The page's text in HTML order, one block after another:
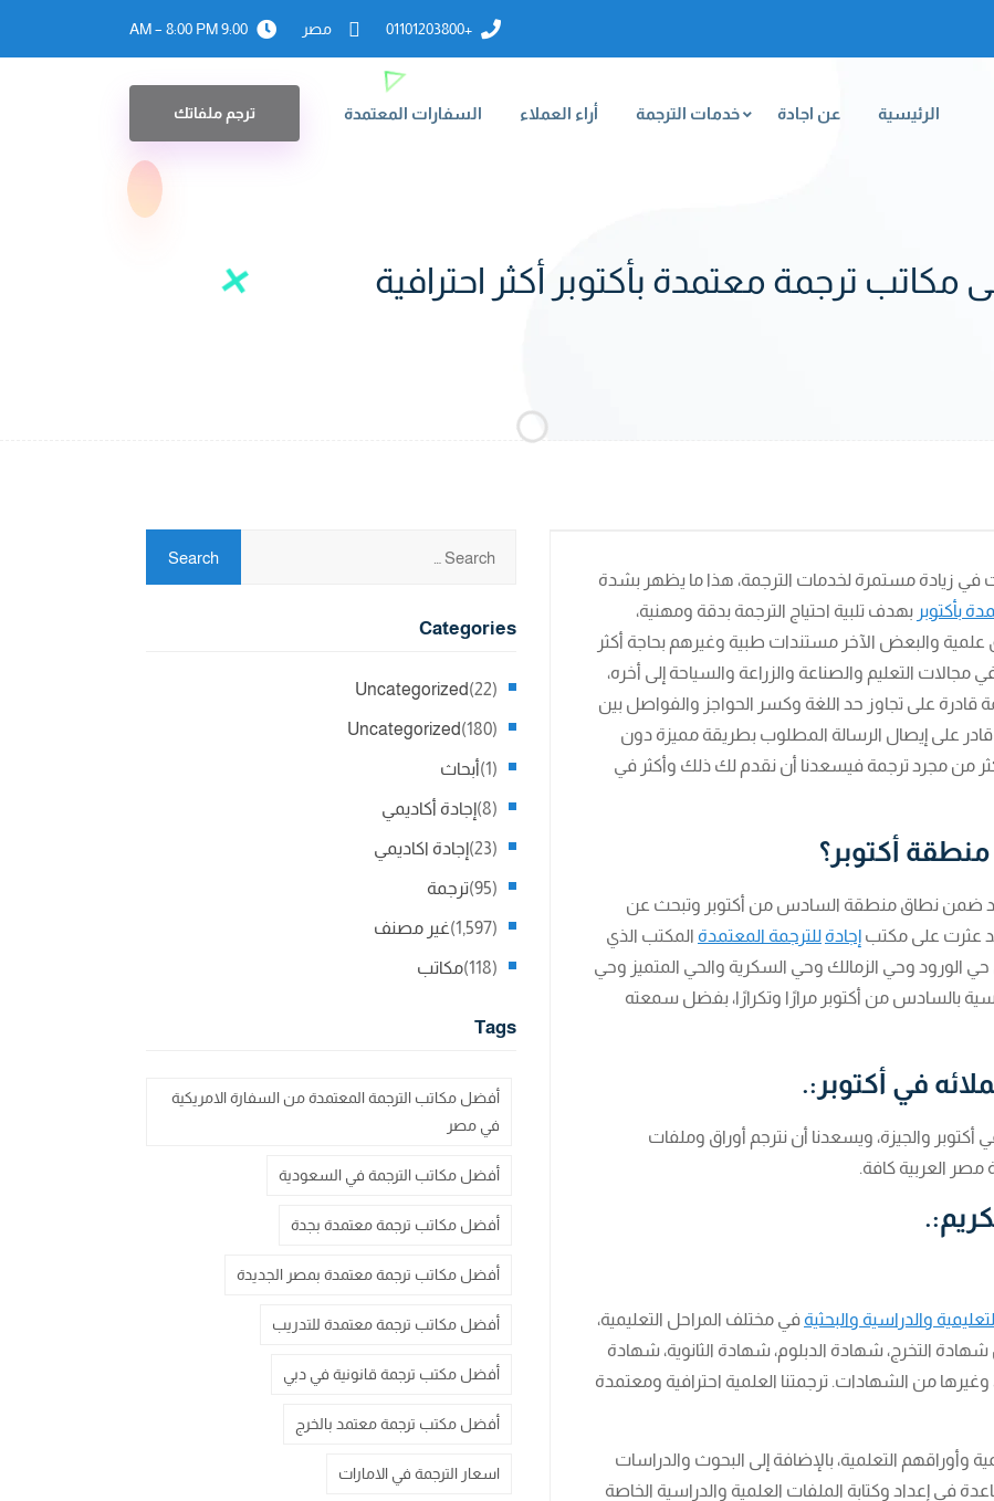
+01101203800 مصر 9:00 AM – 8:00 PM
الرئيسية عن اجادة خدمات الترجمة أراء العملاء السفارات المعتمدة ترجم ملفاتك
مكاتب ترجمة معتمدة بأكتوبر أكثر احترافية
في زيادة مستمرة لخدمات الترجمة، هذا ما يظهر بشدة
بأكتوبر بهدف تلبية احتياج الترجمة بدقة ومهنية،
والبعض الآخر مستندات طبية وغيرهم بحاجة أكثر
التعليم والصناعة والزراعة والسياحة إلى أخره،
قادرة على تجاوز حد اللغة وكسر الحواجز والفواصل بين
على إيصال الرسالة المطلوب بطريقة مميزة دون
من مجرد ترجمة فيسعدنا أن نقدم لك ذلك وأكثر في
أكتوبر؟
ضمن نطاق منطقة السادس من أكتوبر وتبحث عن
عثرت على مكتب إجادة للترجمة المعتمدة المكتب الذي
الورود وحي الزمالك وحي السكرية والحي المتميز وحي
بالسادس من أكتوبر مرارًا وتكرارًا، بفضل سمعته
في أكتوبر:.
أكتوبر والجيزة، ويسعدنا أن نترجم أوراق وملفات
العربية كافة.
والدراسية والبحثية في مختلف المراحل التعليمية،
التخرج، شهادة الدبلوم، شهادة الثانوية، شهادة
وغيرها من الشهادات. ترجمتنا العلمية احترافية ومعتمدة
وأوراقهم التعلمية، بالإضافة إلى البحوث والدراسات
في إعداد وكتابة الملفات العلمية والدراسية الخاصة
Categories
Uncategorized (22)
Uncategorized (180)
أبحاث (1)
إجادة أكاديمي (8)
إجادة اكاديمي (23)
ترجمة (95)
غير مصنف (1,597)
مكاتب (118)
Tags
أفضل مكاتب الترجمة المعتمدة من السفارة الامريكية
في مصر
أفضل مكاتب الترجمة في السعودية
أفضل مكاتب ترجمة معتمدة بجدة
أفضل مكاتب ترجمة معتمدة بمصر الجديدة
أفضل مكاتب ترجمة معتمدة للتدريب
أفضل مكتب ترجمة قانونية في دبي
أفضل مكتب ترجمة معتمد بالخرج
اسعار الترجمة في الامارات